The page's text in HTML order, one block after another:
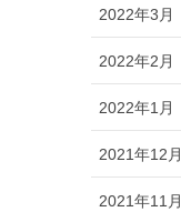
2022年3月
2022年2月
2022年1月
2021年12月
2021年11月